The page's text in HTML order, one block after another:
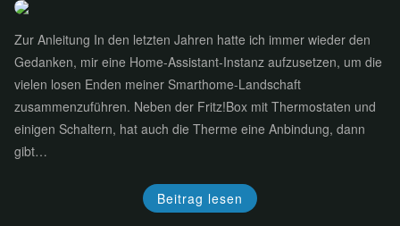
Zur Anleitung In den letzten Jahren hatte ich immer wieder den
Gedanken, mir eine Home-Assistant-Instanz aufzusetzen, um die
vielen losen Enden meiner Smarthome-Landschaft
zusammenzuführen. Neben der Fritz!Box mit Thermostaten und
einigen Schaltern, hat auch die Therme eine Anbindung, dann
gibt…
Beitrag lesen